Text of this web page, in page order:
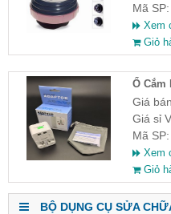
Mã SP:
Xem
Giỏ
Ổ Cắm
Giá
Giá sỉ
Mã SP:
Xem
Giỏ
BỘ DỤNG CỤ SỬA